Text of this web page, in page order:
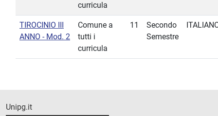
curricula
TIROCINIO III
ANNO - Mod. 2
Comune a
tutti i
curricula
11
Secondo
Semestre
Unipg.it